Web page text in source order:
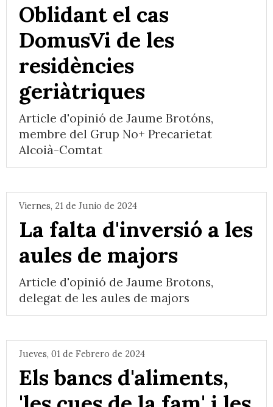
Oblidant el cas
DomusVi de les
residències
geriàtriques
Article d'opinió de Jaume Brotóns,
membre del Grup No+ Precarietat
Alcoià-Comtat
Viernes, 21 de Junio de 2024
La falta d'inversió a les
aules de majors
Article d'opinió de Jaume Brotons,
delegat de les aules de majors
Jueves, 01 de Febrero de 2024
Els bancs d'aliments,